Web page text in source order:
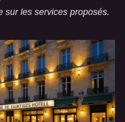
sur les services proposés.